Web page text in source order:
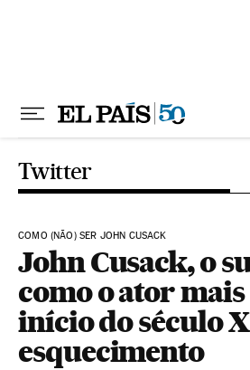
Twitter
COMO (NÃO) SER JOHN CUSACK
John Cusack, o
como o ator
início do século
esquecimento